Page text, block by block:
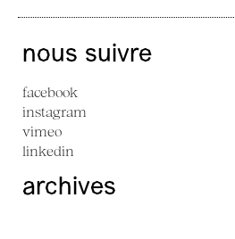
nous suivre
facebook
instagram
vimeo
linkedin
archives